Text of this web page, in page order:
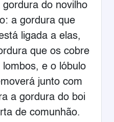
do novilho
a gordura que
ligada a elas,
que os cobre
e o lóbulo
junto com
a gordura do boi
de comunhão.